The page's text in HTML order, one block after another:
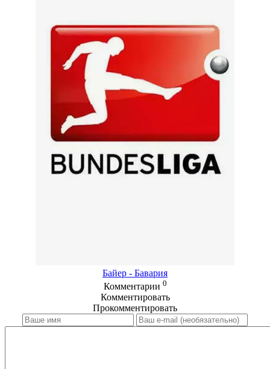
Байер - Бавария
Комментарии 0
Комментировать
Прокомментировать